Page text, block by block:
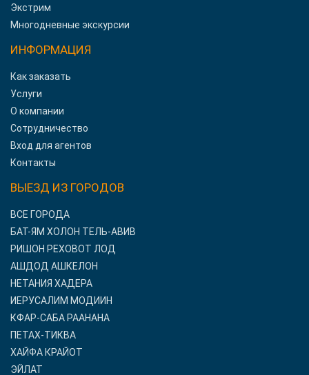
Экстрим
Многодневные экскурсии
ИНФОРМАЦИЯ
Как заказать
Услуги
О компании
Сотрудничество
Вход для агентов
Контакты
ВЫЕЗД ИЗ ГОРОДОВ
ВСЕ ГОРОДА
БАТ-ЯМ ХОЛОН ТЕЛЬ-АВИВ
РИШОН РЕХОВОТ ЛОД
АШДОД АШКЕЛОН
НЕТАНИЯ ХАДЕРА
ИЕРУСАЛИМ МОДИИН
КФАР-САБА РААНАНА
ПЕТАХ-ТИКВА
ХАЙФА КРАЙОТ
ЭЙЛАТ